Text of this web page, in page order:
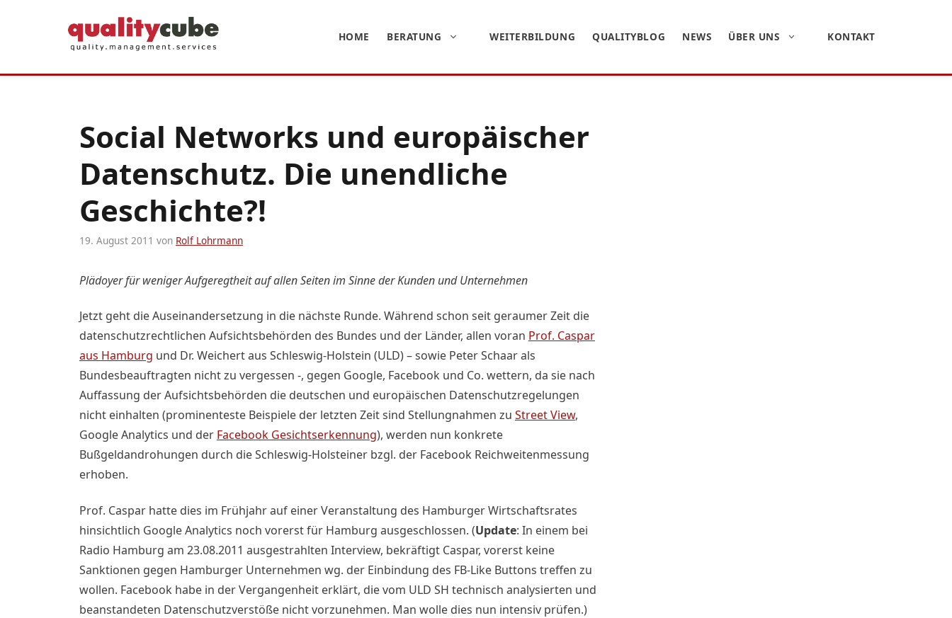
HOME BERATUNG WEITERBILDUNG QUALITYBLOG NEWS ÜBER UNS KONTAKT
Social Networks und europäischer
Datenschutz. Die unendliche
Geschichte?!
19. August 2011 von Rolf Lohrmann
Plädoyer für weniger Aufgeregtheit auf allen Seiten im Sinne der Kunden und Unternehmen
Jetzt geht die Auseinandersetzung in die nächste Runde. Während schon seit geraumer Zeit die
datenschutzrechtlichen Aufsichtsbehörden des Bundes und der Länder, allen voran Prof. Caspar
aus Hamburg und Dr. Weichert aus Schleswig-Holstein (ULD) – sowie Peter Schaar als
Bundesbeauftragten nicht zu vergessen -, gegen Google, Facebook und Co. wettern, da sie nach
Auffassung der Aufsichtsbehörden die deutschen und europäischen Datenschutzregelungen
nicht einhalten (prominenteste Beispiele der letzten Zeit sind Stellungnahmen zu Street View,
Google Analytics und der Facebook Gesichtserkennung), werden nun konkrete
Bußgeldandrohungen durch die Schleswig-Holsteiner bzgl. der Facebook Reichweitenmessung
erhoben.
Prof. Caspar hatte dies im Frühjahr auf einer Veranstaltung des Hamburger Wirtschaftsrates
hinsichtlich Google Analytics noch vorerst für Hamburg ausgeschlossen. (Update: In einem bei
Radio Hamburg am 23.08.2011 ausgestrahlten Interview, bekräftigt Caspar, vorerst keine
Sanktionen gegen Hamburger Unternehmen wg. der Einbindung des FB-Like Buttons treffen zu
wollen. Facebook habe in der Vergangenheit erklärt, die vom ULD SH technisch analysierten und
beanstandeten Datenschutzverstöße nicht vorzunehmen. Man wolle dies nun intensiv prüfen.)